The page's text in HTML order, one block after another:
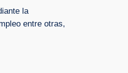
la
entre otras,